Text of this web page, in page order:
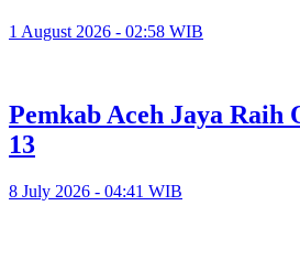
1 August 2026 - 02:58 WIB
Pemkab Aceh Jaya Raih
13
8 July 2026 - 04:41 WIB